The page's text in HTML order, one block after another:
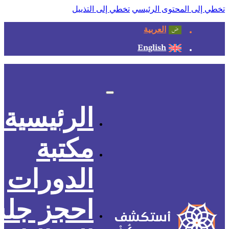
تخطي إلى المحتوى الرئيسي تخطي إلى التذييل
العربية
English
أستكشف
الرئيسية
مكتبة
الدورات
احجز